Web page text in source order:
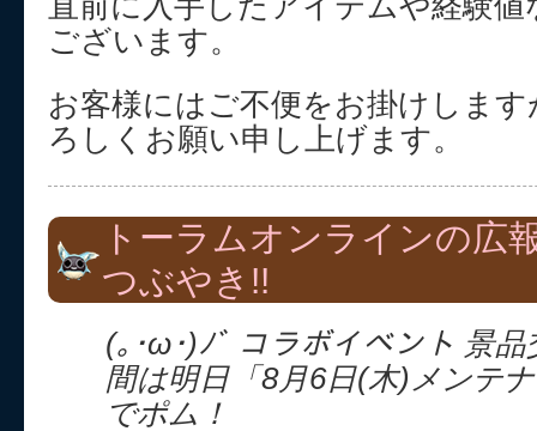
ございます。
お客様にはご不便をお掛けしま
ろしくお願い申し上げます。
トーラムオンラインの広
つぶやき!!
(｡･ω･)ﾉﾞ コラボイベント 景
間は明日「8月6日(木)メンテ
でポム！